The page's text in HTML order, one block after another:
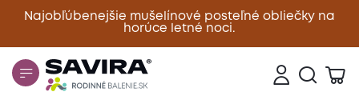
Najobľúbenejšie mušelínové posteľné obliečky na
horúce letné noci.
Zavrieť